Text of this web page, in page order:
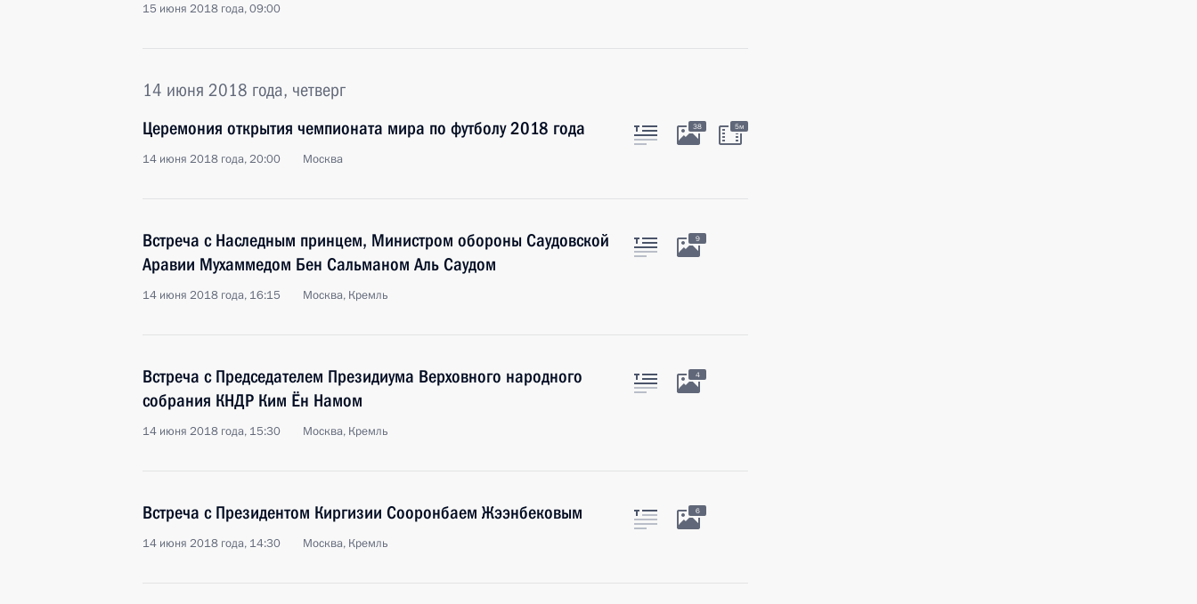
15 июня 2018 года, 09:00
14 июня 2018 года, четверг
Церемония открытия чемпионата мира по футболу 2018 года
14 июня 2018 года, 20:00 Москва
38 5м
Встреча с Наследным принцем, Министром обороны Саудовской
Аравии Мухаммедом Бен Сальманом Аль Саудом
14 июня 2018 года, 16:15 Москва, Кремль
9
Встреча с Председателем Президиума Верховного народного
собрания КНДР Ким Ён Намом
14 июня 2018 года, 15:30 Москва, Кремль
4
Встреча с Президентом Киргизии Сооронбаем Жээнбековым
14 июня 2018 года, 14:30 Москва, Кремль
6